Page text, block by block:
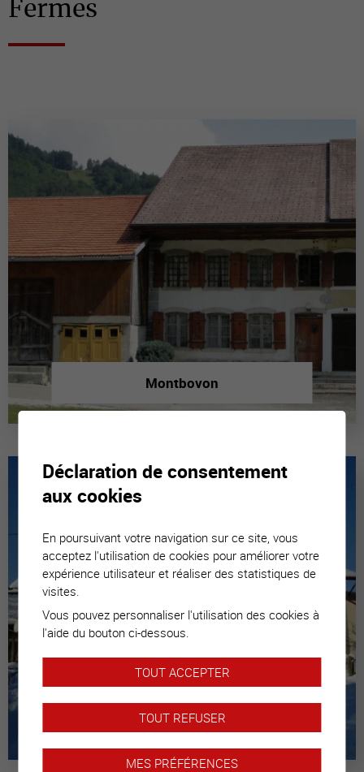
Fermes
Montbovon
Cheiry
Déclaration de consentement
aux cookies
En poursuivant votre navigation sur ce site, vous
acceptez l'utilisation de cookies pour améliorer votre
expérience utilisateur et réaliser des statistiques de
visites.
Vous pouvez personnaliser l'utilisation des cookies à
l'aide du bouton ci-dessous.
TOUT ACCEPTER
TOUT REFUSER
MES PRÉFÉRENCES